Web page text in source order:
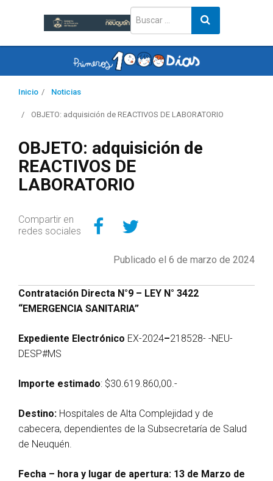
Inicio Noticias
OBJETO: adquisición de REACTIVOS DE LABORATORIO
OBJETO: adquisición de
REACTIVOS DE
LABORATORIO
Compartir en
redes sociales
Compartir en
Compartir en
Publicado el 6 de marzo de 2024
Contratación Directa N°9 – LEY N° 3422
“EMERGENCIA SANITARIA”
Expediente Electrónico EX-2024–218528- -NEU-
DESP#MS
Importe estimado: $30.619.860,00.-
Destino: Hospitales de Alta Complejidad y de
cabecera, dependientes de la Subsecretaría de Salud
de Neuquén.
Fecha – hora y lugar de apertura: 13 de Marzo de